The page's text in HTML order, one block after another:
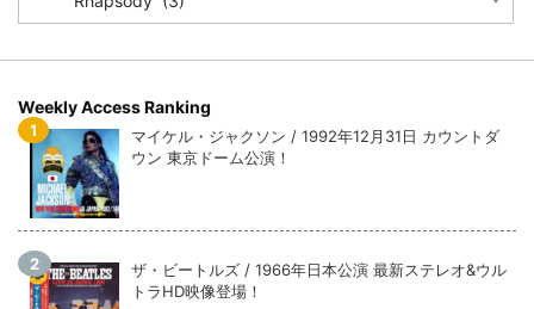
ユーライア・ヒープ / 2023年8月3日 ドイツ W.O.A. 公演 FHD 完
全収録！
*NEW RELEASE (最新約3ヶ月)
2024.6.9
Weekly Access Ranking
マイケル・ジャクソン / 1992年12月31日 カウントダ
ウン 東京ドーム公演！
ザ・ビートルズ / 1966年日本公演 最新ステレオ&ウル
トラHD映像登場！